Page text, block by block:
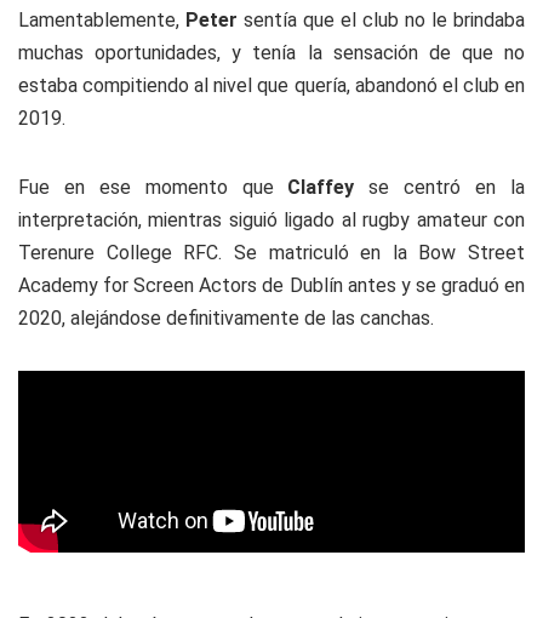
Lamentablemente, Peter sentía que el club no le brindaba
muchas oportunidades, y tenía la sensación de que no
estaba compitiendo al nivel que quería, abandonó el club en
2019.
Fue en ese momento que Claffeyse centró en la
interpretación, mientras siguió ligado al rugby amateur con
Terenure College RFC. Se matriculó en la Bow Street
Academy for Screen Actors de Dublín antes y se graduó en
2020, alejándose definitivamente de las canchas.